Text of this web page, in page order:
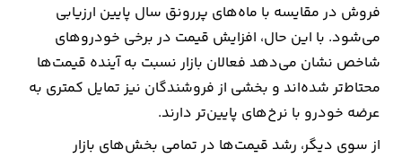
فروش در مقایسه با ماه‌های پررونق سال پایین ارزیابی
می‌شود. با این حال، افزایش قیمت در برخی خودروهای
شاخص نشان می‌دهد فعالان بازار نسبت به آینده قیمت‌ها
محتاط‌تر شده‌اند و بخشی از فروشندگان نیز تمایل کمتری به
عرضه خودرو با نرخ‌های پایین‌تر دارند.
از سوی دیگر، رشد قیمت‌ها در تمامی بخش‌های بازار